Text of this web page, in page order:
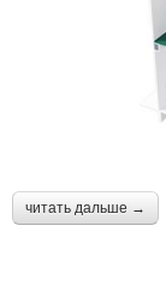
читать дальше →